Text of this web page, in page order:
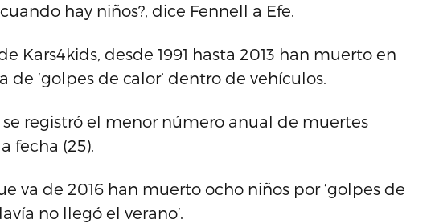
hay niños?, dice Fennell a Efe.
Kars4kids, desde 1991 hasta 2013 han muerto en
de ‘golpes de calor’ dentro de vehículos.
se registró el menor número anual de muertes
fecha (25).
va de 2016 han muerto ocho niños por ‘golpes de
no llegó el verano’.